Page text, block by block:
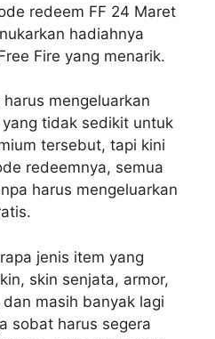
redeem FF 24 Maret
hadiahnya
Fire yang menarik.
mengeluarkan
tidak sedikit untuk
tersebut, tapi kini
redeemnya, semua
harus mengeluarkan
jenis item yang
skin senjata, armor,
masih banyak lagi
sobat harus segera